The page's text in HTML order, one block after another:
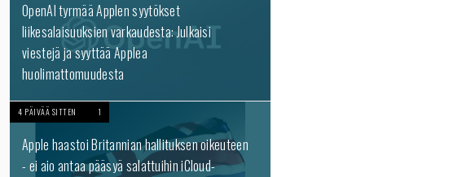
OpenAI tyrmää Applen syytökset
liikesalaisuuksien varkaudesta: Julkaisi
viestejä ja syyttää Applea
huolimattomuudesta
4 PÄIVÄÄ SITTEN 1
Apple haastoi Britannian hallituksen oikeuteen
- ei aio antaa pääsyä salattuihin iCloud-